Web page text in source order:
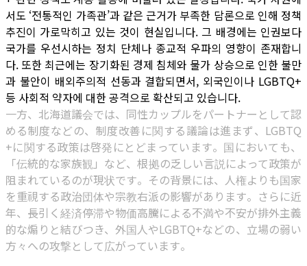
서도 ‘전통적인 가족관’과 같은 근거가 부족한 담론으로 인해 정책
추진이 가로막히고 있는 것이 현실입니다. 그 배경에는 인권보다
국가를 우선시하는 정치 단체나 종교적 우파의 영향이 존재합니
다. 또한 최근에는 장기화된 경제 침체와 물가 상승으로 인한 불만
과 불안이 배외주의적 선동과 결합되면서, 외국인이나 LGBTQ+
등 사회적 약자에 대한 공격으로 확산되고 있습니다.
一方、北海道議会では、同性カップルをパートナーとして認
める制度などの、制度改善に関する議論は進まず、LGBTQ
+に関する政策は啓発にとどまっています。国においても、
「伝統的な家族観」など、根拠の乏しい言説によって政策が
阻まれているのが現状です。その背景には、人権よりも国家
を重視する政治団体や宗教右派の影響があります。さらに近
年、長引く経済停滞や物価高騰による不満や不安が排外主義
的な煽りと結びつき、外国人やLGBTQ+などの、立場の弱い
方々への攻撃として広がっています。